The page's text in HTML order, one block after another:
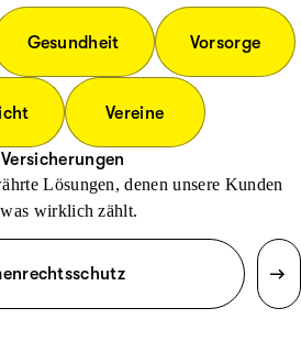
Gesundheit Vorsorge
Vereine
Lösungen, denen unsere Kunden
wirklich zählt.